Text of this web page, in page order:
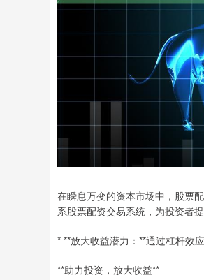
在瞬息万变的资本市场中，股票
系股票配资交易系统，为投资者
* **放大收益潜力：**通过杠杆效
**助力投资，放大收益**